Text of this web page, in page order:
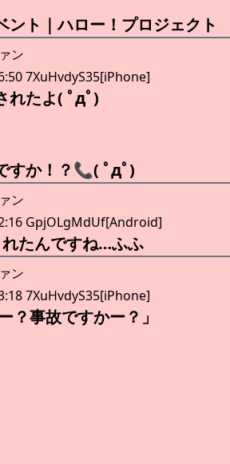
ント｜ハロー！プロジェク
ン
7XuHvdyS35[iPhone]
れたよ( ﾟдﾟ)
すか！？📞( ﾟдﾟ)
ン
GpjOLgMdUf[Android]
れたんですね…ふふ
ン
7XuHvdyS35[iPhone]
？事故ですかー？」